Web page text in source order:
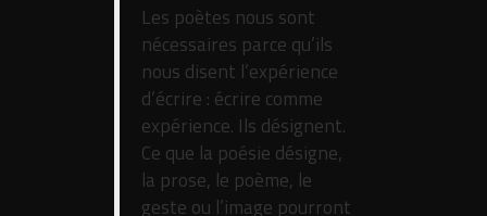
Les poètes nous sont
nécessaires parce qu’ils
nous disent l’expérience
d’écrire : écrire comme
expérience. Ils désignent.
Ce que la poésie désigne,
la prose, le poème, le
geste ou l’image pourront